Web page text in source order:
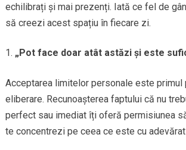
echilibrați și mai prezenți. Iată ce fel de
să creezi acest spațiu în fiecare zi.
„Pot face doar atât astăzi și este
Acceptarea limitelor personale este primul
eliberare. Recunoașterea faptului că nu
perfect sau imediat îți oferă permisiunea
te concentrezi pe ceea ce este cu